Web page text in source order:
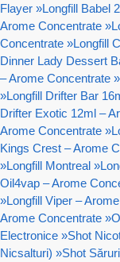
Flayer »Longfill Babel
Arome Concentrate »
Concentrate »Longfill
Dinner Lady Dessert
– Arome Concentrate »
»Longfill Drifter Bar
Drifter Exotic 12ml –
Arome Concentrate »
Kings Crest – Arome
»Longfill Montreal »
Oil4vap – Arome
»Longfill Viper –
Arome Concentrate »
Electronice »Shot
Nicsalturi) »Shot